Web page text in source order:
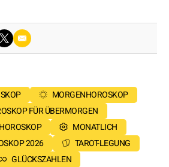
MORGENHOROSKOP
FÜR ÜBERMORGEN
MONATLICH
2026
TAROT-LEGUNG
GLÜCKSZAHLEN